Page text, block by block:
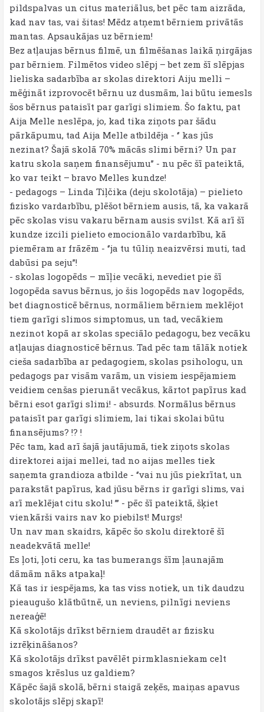
pildspalvas un citus materiālus, bet pēc tam aizrāda,
kad nav tas, vai šitas! Mēdz atņemt bērniem privātās
mantas. Apsaukājas uz bērniem!
Bez atļaujas bērnus filmē, un filmēšanas laikā ņirgājas
par bērniem. Filmētos video slēpj – bet zem šī slēpjas
lieliska sadarbība ar skolas direktori Aiju melli –
mēģināt izprovocēt bērnu uz dusmām, lai būtu iemesls
šos bērnus pataisīt par garīgi slimiem. Šo faktu, pat
Aija Melle neslēpa, jo, kad tika ziņots par šādu
pārkāpumu, tad Aija Melle atbildēja - ‘’ kas jūs
nezinat? Šajā skolā 70% mācās slimi bērni? Un par
katru skola saņem finansējumu’’ - nu pēc šī pateiktā,
ko var teikt – bravo Melles kundze!
- pedagogs – Linda Tiļčika (deju skolotāja) – pielieto
fizisko vardarbību, plēšot bērniem ausis, tā, ka vakarā
pēc skolas visu vakaru bērnam ausis svilst. Kā arī šī
kundze izcili pielieto emocionālo vardarbību, kā
piemēram ar frāzēm - ‘’ja tu tūliņ neaizvērsi muti, tad
dabūsi pa seju’’!
- skolas logopēds – mīļie vecāki, nevediet pie šī
logopēda savus bērnus, jo šis logopēds nav logopēds,
bet diagnosticē bērnus, normāliem bērniem meklējot
tiem garīgi slimos simptomus, un tad, vecākiem
nezinot kopā ar skolas speciālo pedagogu, bez vecāku
atļaujas diagnosticē bērnus. Tad pēc tam tālāk notiek
cieša sadarbība ar pedagogiem, skolas psihologu, un
pedagogs par visām varām, un visiem iespējamiem
veidiem cenšas pierunāt vecākus, kārtot papīrus kad
bērni esot garīgi slimi! - absurds. Normālus bērnus
pataisīt par garīgi slimiem, lai tikai skolai būtu
finansējums? !? !
Pēc tam, kad arī šajā jautājumā, tiek ziņots skolas
direktorei aijai mellei, tad no aijas melles tiek
saņemta grandioza atbilde - ‘’vai nu jūs piekrītat, un
parakstāt papīrus, kad jūsu bērns ir garīgi slims, vai
arī meklējat citu skolu! ’’’ - pēc šī pateiktā, šķiet
vienkārši vairs nav ko piebilst! Murgs!
Un nav man skaidrs, kāpēc šo skolu direktorē šī
neadekvātā melle!
Es ļoti, ļoti ceru, ka tas bumerangs šīm ļaunajām
dāmām nāks atpakaļ!
Kā tas ir iespējams, ka tas viss notiek, un tik daudzu
pieaugušo klātbūtnē, un neviens, pilnīgi neviens
nereaģē!
Kā skolotājs drīkst bērniem draudēt ar fizisku
izrēķināšanos?
Kā skolotājs drīkst pavēlēt pirmklasniekam celt
smagos krēslus uz galdiem?
Kāpēc šajā skolā, bērni staigā zeķēs, maiņas apavus
skolotājs slēpj skapī!